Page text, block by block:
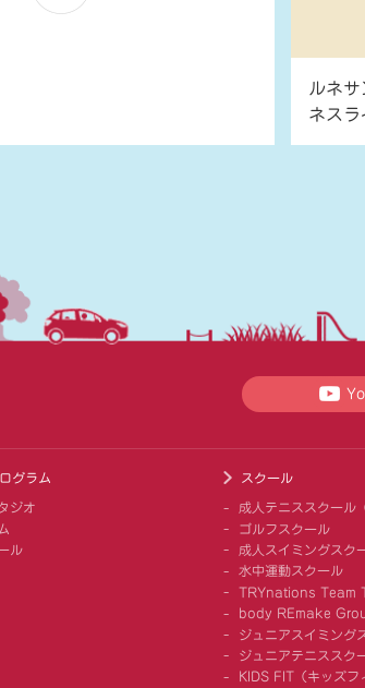
ルネ
ネスラ
グラム
ジオ
ル
スクール
成人テニススクール
ゴルフスクール
成人スイミングスク
水中運動スクール
TRYnations Team
body REmake
ジュニアスイミング
ジュニアテニススク
KIDS FIT（キッズフ